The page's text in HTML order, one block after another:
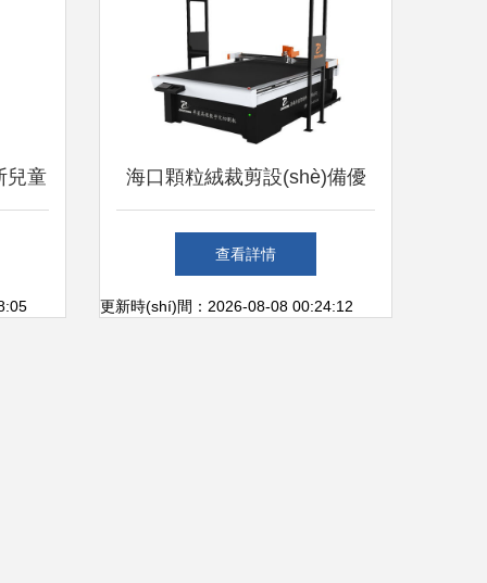
兒童 海口顆粒絨裁剪設(shè)備優
(yōu)選 濟(jì)南卓星智能科技
打造行業(yè)標(biāo)桿
查看詳情
更新時(shí)間：2026-08-08 00:24:12